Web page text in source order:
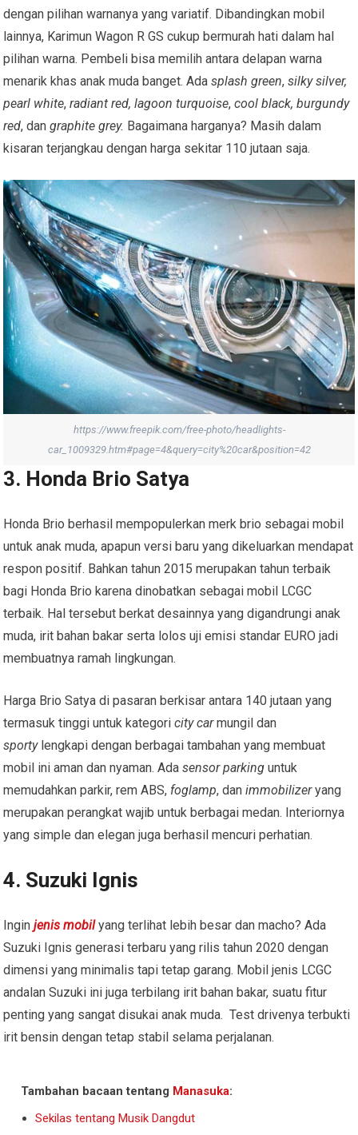
dengan pilihan warnanya yang variatif. Dibandingkan mobil
lainnya, Karimun Wagon R GS cukup bermurah hati dalam hal
pilihan warna. Pembeli bisa memilih antara delapan warna
menarik khas anak muda banget. Adasplash green,silky silver,
pearl white,radiant red, lagoon turquoise,cool black, burgundy
red, dangraphite grey. Bagaimana harganya? Masih dalam
kisaran terjangkau dengan harga sekitar 110 jutaan saja.
https://www.freepik.com/free-photo/headlights-
car_1009329.htm#page=4&query=city%20car&position=42
3. Honda Brio Satya
Honda Brio berhasil mempopulerkan merk brio sebagai mobil
untuk anak muda, apapun versi baru yang dikeluarkan mendapat
respon positif. Bahkan tahun 2015 merupakan tahun terbaik
bagi Honda Brio karena dinobatkan sebagai mobil LCGC
terbaik. Hal tersebut berkat desainnya yang digandrungi anak
muda, irit bahan bakar serta lolos uji emisi standar EURO jadi
membuatnya ramah lingkungan.
Harga Brio Satya di pasaran berkisar antara 140 jutaan yang
termasuk tinggi untuk kategoricity carmungil dan
sportylengkapi dengan berbagai tambahan yang membuat
mobil ini aman dan nyaman. Adasensor parking untuk
memudahkan parkir, rem ABS, foglamp, danimmobilizeryang
merupakan perangkat wajib untuk berbagai medan. Interiornya
yang simple dan elegan juga berhasil mencuri perhatian.
4. Suzuki Ignis
Inginjenis mobilyang terlihat lebih besar dan macho? Ada
Suzuki Ignis generasi terbaru yang rilis tahun 2020 dengan
dimensi yang minimalis tapi tetap garang. Mobil jenis LCGC
andalan Suzuki ini juga terbilang irit bahan bakar, suatu fitur
penting yang sangat disukai anak muda. Test drivenya terbukti
irit bensin dengan tetap stabil selama perjalanan.
Tambahan bacaan tentang Manasuka:
Sekilas tentang Musik Dangdut